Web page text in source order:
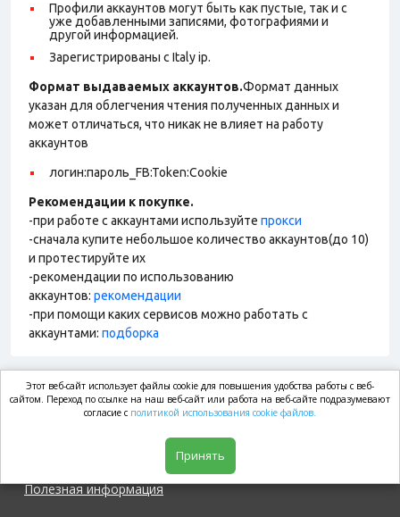
Профили аккаунтов могут быть как пустые, так и с
уже добавленными записями, фотографиями и
другой информацией.
Зарегистрированы с Italy ip.
Формат выдаваемых аккаунтов.Формат данных
указан для облегчения чтения полученных данных и
может отличаться, что никак не влияет на работу
аккаунтов
логин:пароль_FB:Token:Cookie
Рекомендации к покупке.
-при работе с аккаунтами используйте прокси
-сначала купите небольшое количество аккаунтов(до 10)
и протестируйте их
-рекомендации по использованию
аккаунтов: рекомендации
-при помощи каких сервисов можно работать с
аккаунтами: подборка
market.com
Полезная информация
Этот веб-сайт использует файлы cookie для повышения удобства работы с веб-
сайтом. Переход по ссылке на наш веб-сайт или работа на веб-сайте подразумевают
согласие с политикой использования cookie файлов.
Принять